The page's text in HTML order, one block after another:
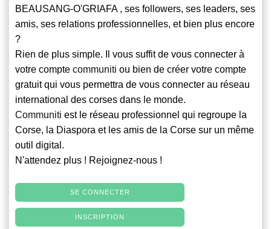
BEAUSANG-O'GRIAFA , ses followers, ses leaders, ses
amis, ses relations professionnelles, et bien plus encore
?
Rien de plus simple. Il vous suffit de vous connecter à
votre compte communiti ou bien de créer votre compte
gratuit qui vous permettra de vous connecter au réseau
international des corses dans le monde.
Communiti est le réseau professionnel qui regroupe la
Corse, la Diaspora et les amis de la Corse sur un même
outil digital.
N'attendez plus ! Rejoignez-nous !
SE CONNECTER
INSCRIPTION